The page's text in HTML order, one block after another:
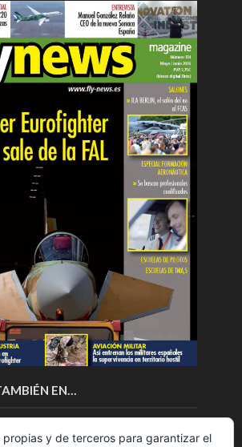
EN…
propias y de terceros para garantizar el